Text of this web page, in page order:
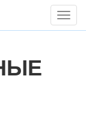
Меню